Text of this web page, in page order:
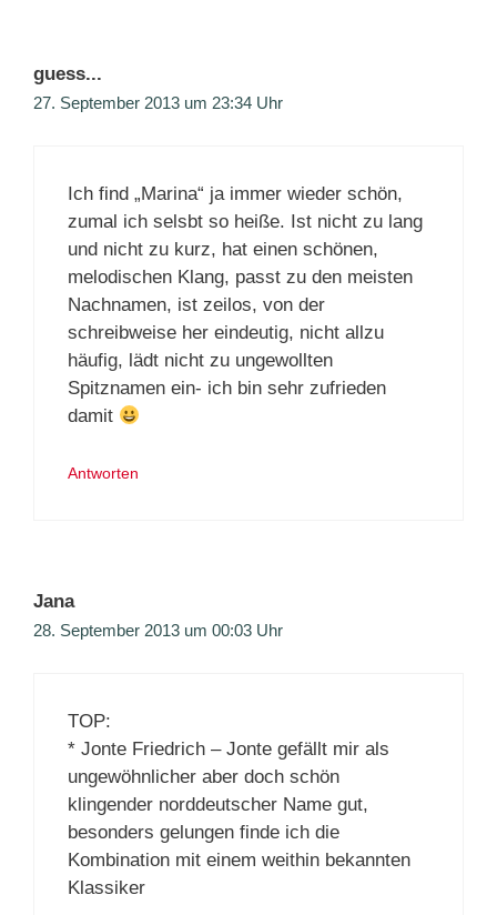
guess...
27. September 2013 um 23:34 Uhr
Ich find „Marina“ ja immer wieder schön,
zumal ich selsbt so heiße. Ist nicht zu lang
und nicht zu kurz, hat einen schönen,
melodischen Klang, passt zu den meisten
Nachnamen, ist zeilos, von der
schreibweise her eindeutig, nicht allzu
häufig, lädt nicht zu ungewollten
Spitznamen ein- ich bin sehr zufrieden
damit
Antworten
Jana
28. September 2013 um 00:03 Uhr
TOP:
* Jonte Friedrich – Jonte gefällt mir als
ungewöhnlicher aber doch schön
klingender norddeutscher Name gut,
besonders gelungen finde ich die
Kombination mit einem weithin bekannten
Klassiker